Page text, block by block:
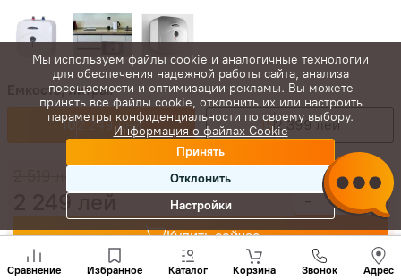
Емкость, литры:
102 249 лей 152 399 лей
2 249лей -
Купить сейчас
Сравнение Избранное Каталог Корзина Звонок Адрес
нам
+(373)
Мы используем файлы cookie и аналогичные технологии
для обеспечения надежной работы сайта, анализа
посещаемости и оптимизации рекламы. Вы можете
принять все файлы cookie, отклонить их или настроить
параметры конфиденциальности по своему выбору.
Информация о файлах Cookie
Принять
Отклонить
Настройки